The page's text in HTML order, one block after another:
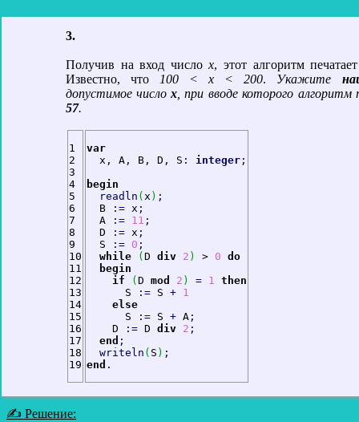
3.
Получив на вход число х, этот алгоритм
Известно, что
100 < х < 200. Укажите
допустимое число х , при вводе которого
57.
1
2
3
4
5
6
7
8
9
10
11
12
13
14
15
16
17
18
var
  х
, A , В , D , S : integer ;
begin
readln ( х ) ;
  В
: = х ;
  A
: = 11 ;
  D
: = х ;
  S
: = 0 ;
while
( D div 2 ) > 0 do
begin
if
( D mod 2 ) = 1 then
      S
: = S + 1
else
      S
: = S + A ;
    D
: = D div 2 ;
end ;
writeln ( S ) ;
end .
✍ Решение: